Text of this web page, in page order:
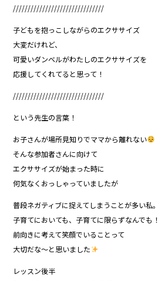
///////////////////////////////
子どもを抱っこしながらのエクササイズ
大変だけれど、
可愛いダンベルがわたしのエクササイズを
応援してくれてると思って！
///////////////////////////////
という先生の言葉！
お子さんが場所見知りでママから離れない
そんな参加者さんに向けて
エクササイズが始まった時に
何気なくおっしゃっていましたが
普段ネガティブに捉えてしまうことが多い私。
子育てにおいても、子育てに限らずなんでも！
前向きに考えて笑顔でいることって
大切だな〜と思いました
レッスン後半